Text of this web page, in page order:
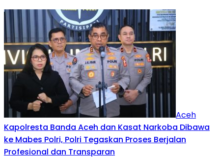
Aceh
Kapolresta Banda Aceh dan Kasat Narkoba Dibawa
ke Mabes Polri, Polri Tegaskan Proses Berjalan
Profesional dan Transparan